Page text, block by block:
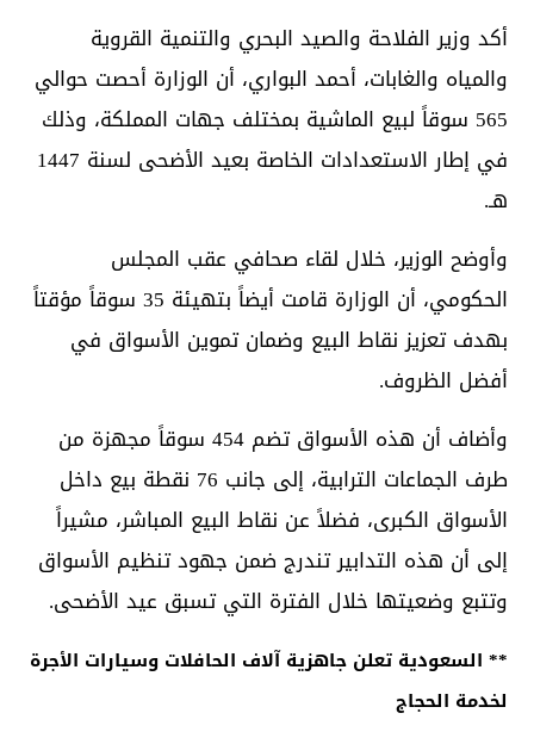
أكد وزير الفلاحة والصيد البحري والتنمية القروية
والمياه والغابات، أحمد البواري، أن الوزارة أحصت حوالي
565 سوقاً لبيع الماشية بمختلف جهات المملكة، وذلك
في إطار الاستعدادات الخاصة بعيد الأضحى لسنة 1447
هـ.
وأوضح الوزير، خلال لقاء صحافي عقب المجلس
الحكومي، أن الوزارة قامت أيضاً بتهيئة 35 سوقاً مؤقتاً
بهدف تعزيز نقاط البيع وضمان تموين الأسواق في
أفضل الظروف.
وأضاف أن هذه الأسواق تضم 454 سوقاً مجهزة من
طرف الجماعات الترابية، إلى جانب 76 نقطة بيع داخل
الأسواق الكبرى، فضلاً عن نقاط البيع المباشر، مشيراً
إلى أن هذه التدابير تندرج ضمن جهود تنظيم الأسواق
وتتبع وضعيتها خلال الفترة التي تسبق عيد الأضحى.
** السعودية تعلن جاهزية آلاف الحافلات وسيارات الأجرة
لخدمة الحجاج